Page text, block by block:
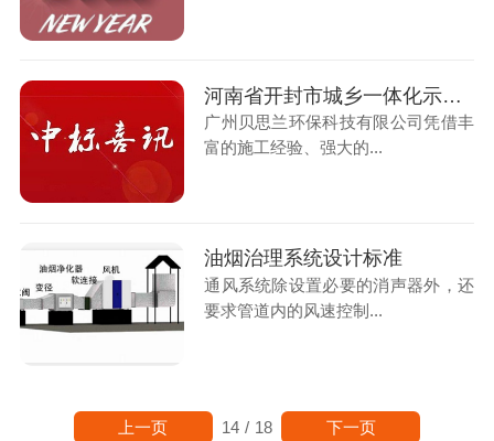
河南省开封市城乡一体化示范区油烟在线监测控项目中标喜讯
广州贝思兰环保科技有限公司凭借丰
富的施工经验、强大的...
油烟治理系统设计标准
通风系统除设置必要的消声器外，还
要求管道内的风速控制...
14 / 18
上一页 下一页